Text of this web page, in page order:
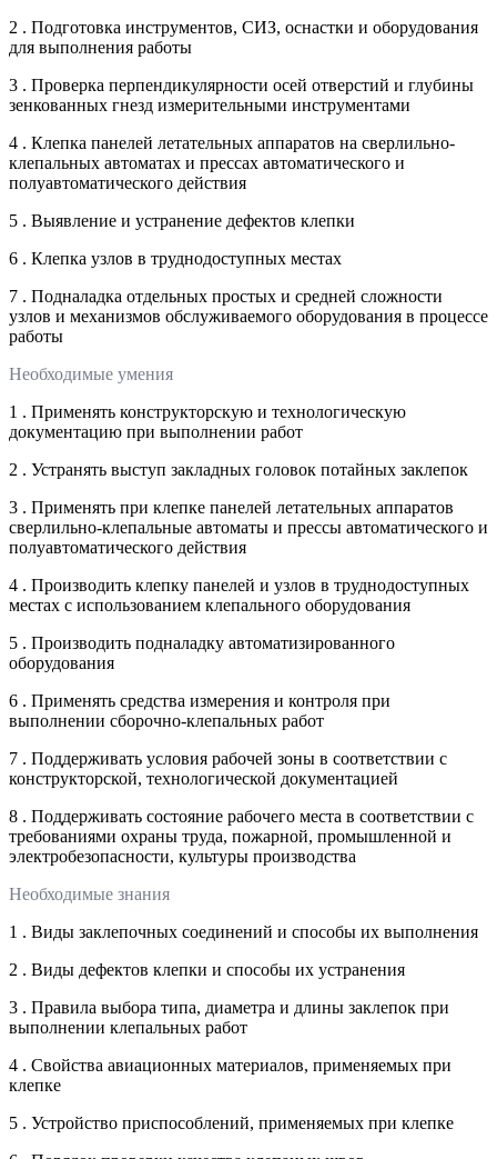
2 . Подготовка инструментов, СИЗ, оснастки и оборудования
для выполнения работы
3 . Проверка перпендикулярности осей отверстий и глубины
зенкованных гнезд измерительными инструментами
4 . Клепка панелей летательных аппаратов на сверлильно-
клепальных автоматах и прессах автоматического и
полуавтоматического действия
5 . Выявление и устранение дефектов клепки
6 . Клепка узлов в труднодоступных местах
7 . Подналадка отдельных простых и средней сложности
узлов и механизмов обслуживаемого оборудования в процессе
работы
Необходимые умения
1 . Применять конструкторскую и технологическую
документацию при выполнении работ
2 . Устранять выступ закладных головок потайных заклепок
3 . Применять при клепке панелей летательных аппаратов
сверлильно-клепальные автоматы и прессы автоматического и
полуавтоматического действия
4 . Производить клепку панелей и узлов в труднодоступных
местах с использованием клепального оборудования
5 . Производить подналадку автоматизированного
оборудования
6 . Применять средства измерения и контроля при
выполнении сборочно-клепальных работ
7 . Поддерживать условия рабочей зоны в соответствии с
конструкторской, технологической документацией
8 . Поддерживать состояние рабочего места в соответствии с
требованиями охраны труда, пожарной, промышленной и
электробезопасности, культуры производства
Необходимые знания
1 . Виды заклепочных соединений и способы их выполнения
2 . Виды дефектов клепки и способы их устранения
3 . Правила выбора типа, диаметра и длины заклепок при
выполнении клепальных работ
4 . Свойства авиационных материалов, применяемых при
клепке
5 . Устройство приспособлений, применяемых при клепке